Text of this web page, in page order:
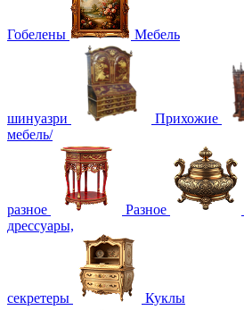
Гобелены Мебель
шинуазри Прихожие
мебель/
разное Разное
дрессуары,
секретеры Куклы